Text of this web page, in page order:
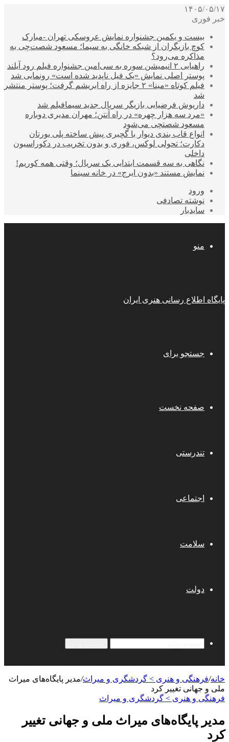
۱۴۰۵/۰۵/۱۷
خبر فوری
بیست و یکمین جشنواره نمایش عروسکی تهران -مبارک
کوچ بازیگران از شبکه خانگی به سیما؛ مسعود شصت‌چی به
مذاکره می‌رود؟
راهیابی ۲ انیمیشن سوره به سی‌امین جشنواره فیلم رود آیلند
پوستر اصلی نمایش «یک فیل ناپدید شده است» رونمایی شد
فیلم کوتاه «مینا» ۲ جایزه از راه ابریشم گرفت؛ پوستر منتشر
شد
داریوش فرضیایی بازیگر سریال جدید سیمافیلم شد
«مرد سه هزار چهره» در راه آنتن؛ مهران مدیری دوباره
مسعود شصتچی می‌شود
انواع قاب بندی دیوار با گچبری پیش ساخته پلی یورتان
دکارت؛ تحولی لوکس، فوری و بدون تخریب در دکوراسیون
داخلی
نگاهی به سه قسمت ابتدایی یک سریال؛ وقتی همه کوریم!
نمایش مستند «بدون ایرج» در خانه سینما
ورود
نوشته تصادفی
سایدبار
منو
پایگاه اطلاع رسانی هنری ایران
جستجو برای
صفحه نخست
تندرستی
اجتماعی
سلامت
دولت
خانه/فرهنگی و هنری > گردشگری و میراث/مدیر پایگاه‌های میراث‌
ملی و جهانی تغییر کرد
فرهنگی و هنری > گردشگری و میراث
مدیر پایگاه‌های میراث‌ ملی و جهانی تغییر
کرد